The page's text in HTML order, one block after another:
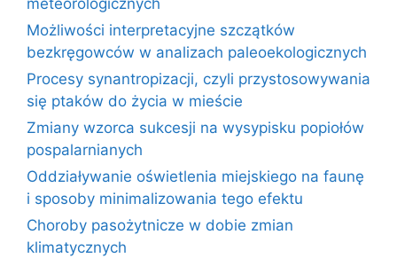
meteorologicznych
Możliwości interpretacyjne szczątków
bezkręgowców w analizach paleoekologicznych
Procesy synantropizacji, czyli przystosowywania
się ptaków do życia w mieście
Zmiany wzorca sukcesji na wysypisku popiołów
pospalarnianych
Oddziaływanie oświetlenia miejskiego na faunę
i sposoby minimalizowania tego efektu
Choroby pasożytnicze w dobie zmian
klimatycznych